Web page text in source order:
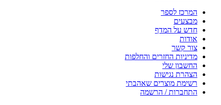
המרכז לספר
מבצעים
חדש על המדף
אודות
צור קשר
מדיניות החזרים והחלפות
החשבון שלי
הצהרת נגישות
רשימת מוצרים שאהבתי
התחברות / הרשמה